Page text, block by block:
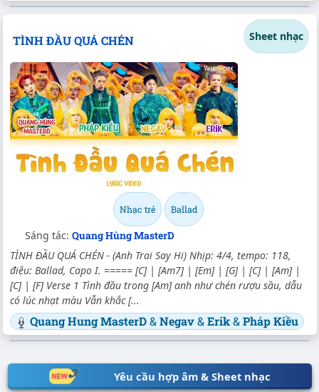
TÌNH ĐẦU QUÁ CHÉN Sheet nhạc
Nhạc trẻ Ballad
Sáng tác: Quang Hùng MasterD
TÌNH ĐẦU QUÁ CHÉN - (Anh Trai Say Hi) Nhịp: 4/4, tempo: 118,
điệu: Ballad, Capo I. ===== [C] | [Am7] | [Em] | [G] | [C] | [Am] |
[C] | [F] Verse 1 Tình đầu trong [Am] anh như chén rượu sầu, dẫu
có lúc nhạt màu Vẫn khắc [...
Quang Hung MasterD&Negav&Erik&Pháp Kiều
Yêu cầu hợp âm & Sheet nhạc